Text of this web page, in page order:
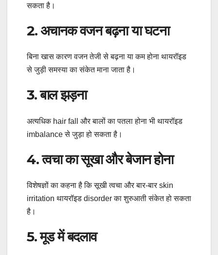
सकता है।
2. अचानक वजन बढ़ना या घटना
बिना खास कारण वजन तेजी से बढ़ना या कम होना थायरॉइड
से जुड़ी समस्या का संकेत माना जाता है।
3. बाल झड़ना
अत्यधिक hair fall और बालों का पतला होना भी थायरॉइड
imbalance से जुड़ा हो सकता है।
4. त्वचा का सूखा और बेजान होना
विशेषज्ञों का कहना है कि सूखी त्वचा और बार-बार skin
irritation थायरॉइड disorder का शुरुआती संकेत हो सकता
है।
5. मूड में बदलाव